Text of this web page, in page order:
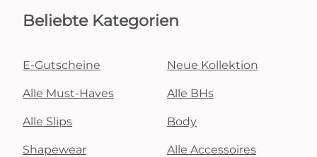
Beliebte Kategorien
E-Gutscheine Neue Kollektion
Alle Must-Haves Alle BHs
Alle Slips Body
Shapewear Alle Accessoires